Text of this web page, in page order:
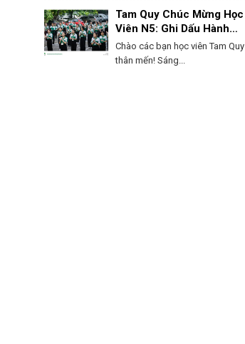
Tam Quy Chúc Mừng Học
Viên N5: Ghi Dấu Hành
Trình, Mở Lối Tương Lai!
Chào các bạn học viên Tam Quy
thân mến! Sáng...